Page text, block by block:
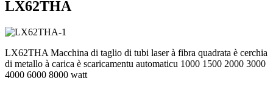
LX62THA
LX62THA Macchina di taglio di tubi laser à fibra quadrata è cerchia
di metallo à carica è scaricamentu automaticu 1000 1500 2000 3000
4000 6000 8000 watt